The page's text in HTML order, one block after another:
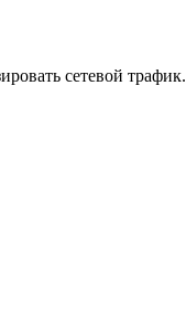
сетевой трафик.